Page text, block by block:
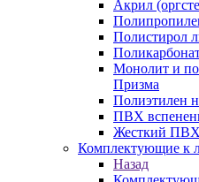
Акрил
Полистирол
Монолит и
Призма
Полиэтилен
ПВХ
Жесткий ПВХ
Комплектующие к
Назад